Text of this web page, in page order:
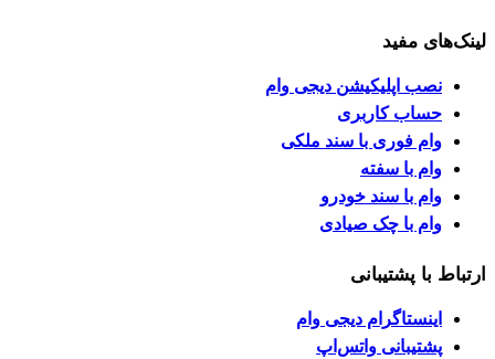
لینک‌های مفید
نصب اپلیکیشن دیجی وام
حساب کاربری
وام فوری با سند ملکی
وام با سفته
وام با سند خودرو
وام با چک صیادی
ارتباط با پشتیبانی
اینستاگرام دیجی وام
پشتیبانی واتس‌اپ